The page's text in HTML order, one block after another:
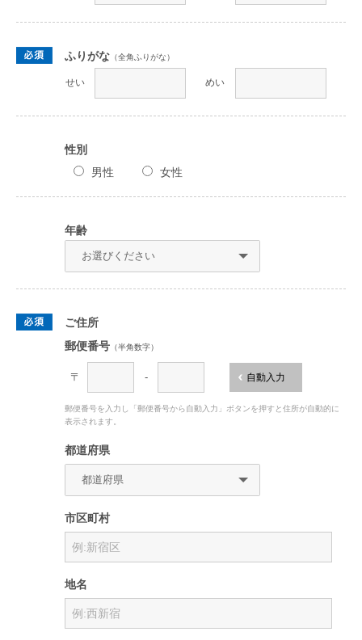
ふりがな （全角ふりがな）
せい めい
性別
男性
女性
年齢
ご住所
郵便番号 （半角数字）
〒 - 自動入力
郵便番号を入力し「郵便番号から自動入力」ボタンを押すと住所が自動的に
表示されます。
都道府県
市区町村
地名